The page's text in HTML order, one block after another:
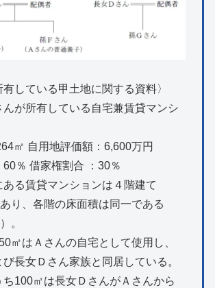
有している甲土地に関する資料〉
んが所有している自宅兼賃貸マンシ
㎡ 自用地評価額：6,600万円
％ 借家権割合 ：30％
る賃貸マンションは４階建て
あり、各階の床面積は同一である
。
㎡はＡさんの自宅として使用し、
長女Ｄさん家族と同居している。
ち100㎡は長女ＤさんがＡさんから